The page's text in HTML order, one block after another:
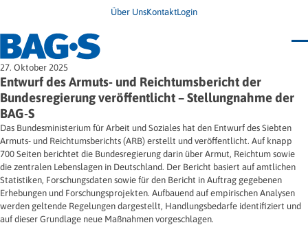
Über UnsKontaktLogin
Bundestagung 2026
Wo finde ich Hilfe?
News
Termine
Veröffentlichungen
Infodienst
Wegweiser
Jugendbroschüre
Impulse
Presse & Stellungnahmen
Newsletter
Unsere Themen
Angehörige
Ersatzfreiheitsstrafe
Freie Straffälligenhilfe
Gesundheit
Migration
Frauen
Wohnen
27. Oktober 2025
Entwurf des Armuts- und Reichtumsbericht der
Bundesregierung veröffentlicht – Stellungnahme der
BAG-S
Das Bundesministerium für Arbeit und Soziales hat den Entwurf des Siebten
Armuts- und Reichtumsberichts (ARB) erstellt und veröffentlicht. Auf knapp
700 Seiten berichtet die Bundesregierung darin über Armut, Reichtum sowie
die zentralen Lebenslagen in Deutschland. Der Bericht basiert auf amtlichen
Statistiken, Forschungsdaten sowie für den Bericht in Auftrag gegebenen
Erhebungen und Forschungsprojekten. Aufbauend auf empirischen Analysen
werden geltende Regelungen dargestellt, Handlungsbedarfe identifiziert und
auf dieser Grundlage neue Maßnahmen vorgeschlagen.